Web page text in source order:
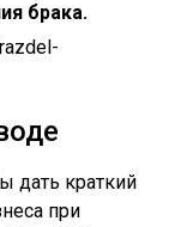
брака.
дать краткий
при